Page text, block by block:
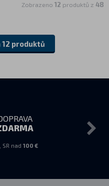
Zobrazeno 12 produktů z 48
produktů
SR nad 100 €